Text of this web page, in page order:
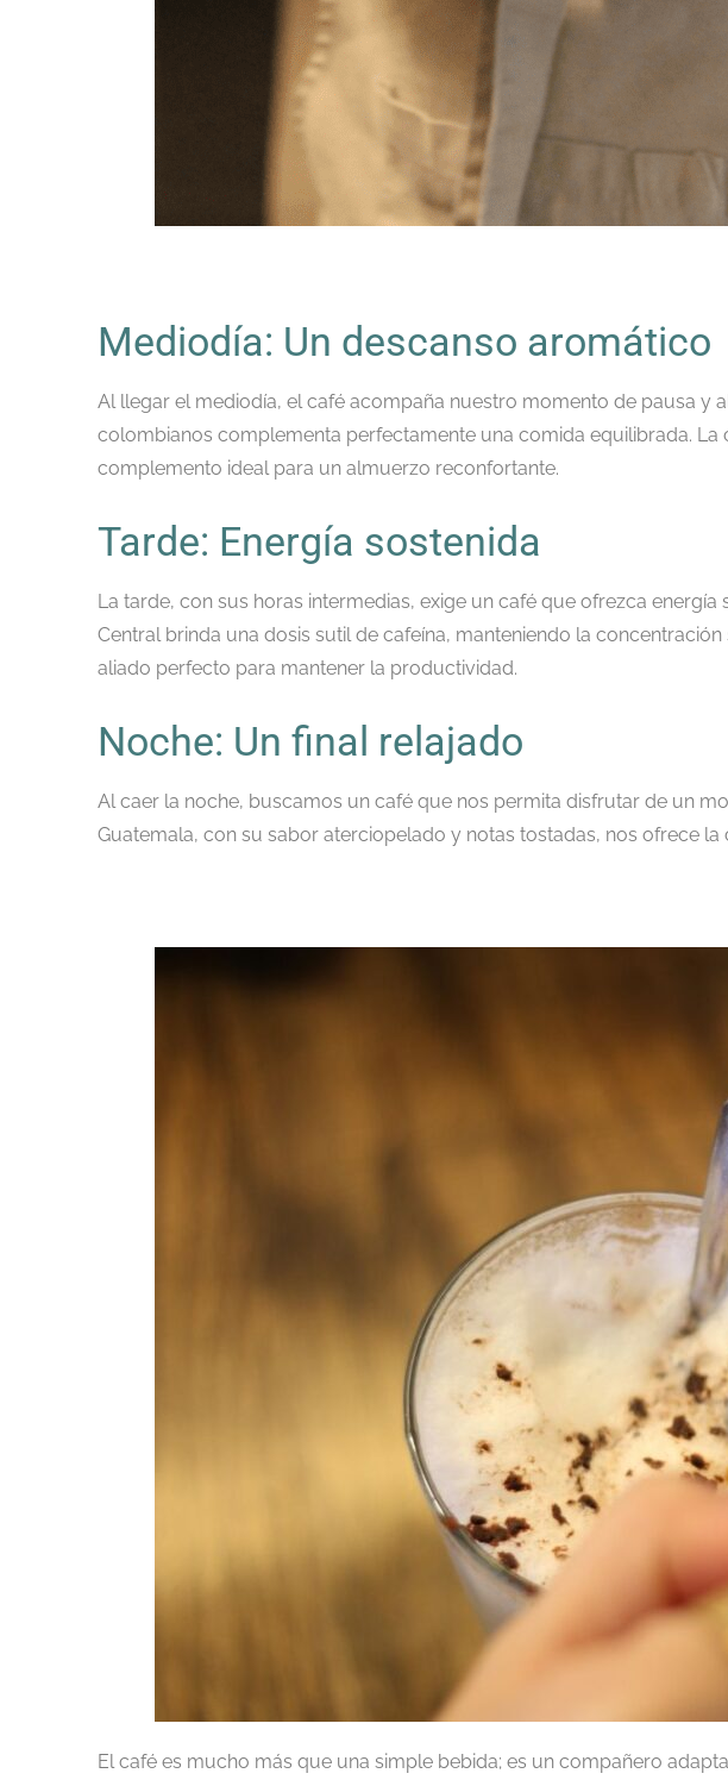
Mediodía: Un descanso aromático
Al llegar el mediodía, el café acompaña nuestro momento de pausa y
colombianos complementa perfectamente una comida equilibrada.
complemento ideal para un almuerzo reconfortante.
Tarde: Energía sostenida
La tarde, con sus horas intermedias, exige un café que ofrezca
Central brinda una dosis sutil de cafeína, manteniendo la
aliado perfecto para mantener la productividad.
Noche: Un final relajado
Al caer la noche, buscamos un café que nos permita disfrutar de un
Guatemala, con su sabor aterciopelado y notas tostadas, nos ofrece
El café es mucho más que una simple bebida; es un compañero